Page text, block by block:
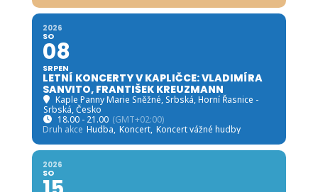
2026
SO
08
SRPEN
LETNÍ KONCERTY V KAPLIČCE: VLADIMÍRA
SANVITO, FRANTIŠEK KREUZMANN
Kaple Panny Marie Sněžné, Srbská, Horní Řasnice -
Srbská, Česko
18.00 - 21.00 (GMT+02:00)
Druh akce Hudba, Koncert, Koncert vážné hudby
2026
SO